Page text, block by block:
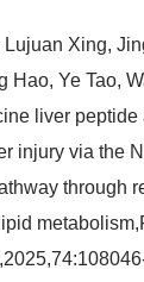
Lujuan Xing,
Hao, Ye Tao,
liver
injury via the
through